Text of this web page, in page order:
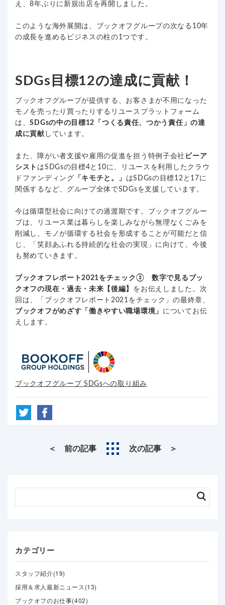
え、8年ぶりに新規出店を再開しました。
このような海外展開は、ブックオフグループの次なる10年
の成長を進めるビジネスの柱の1つです。
SDGs目標12の達成に貢献！
ブックオフグループが提供する、お客さまが不用になった
モノを売ったり買ったりするリユースプラットフォーム
は、SDGsの中の目標12「つくる責任、つかう責任」の達
成に貢献 しています。
また、障がい者支援や雇用の促進を担う 特例子会社 ビーア
シスト はSDGsの目標4と10に、リユースを利用したクラウ
ドファンディング
「キモチと。」
はSDGsの目標12と17に
関係するなど、グループ全体でSDGsを支援しています。
今は循環型社会に向けての過渡期です。ブックオフグルー
プは、リユース業は暮らしを楽しみながら無理なくごみを
削減し、モノが循環する社会を形成することが可能だと信
じ、「笑顔あふれる持続的な社会の実現」に向けて、今後
も努めていきます。
ブックオフレポート2021をチェック③ 数字で見るブッ
クオフの現在・過去・未来【後編】 をお伝えしました。次
回は、「ブックオフレポート2021をチェック」の最終章、
ブックオフがめざす「働きやすい職場環境」 についてお伝
えします。
ブックオフグループ SDGsへの取り組み
＜ 前の記事 次の記事 ＞
カテゴリー
スタッフ紹介(19)
採用＆求人最新ニュース(13)
ブックオフのお仕事(402)